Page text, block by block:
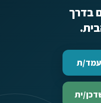
בדרך
ת
ית